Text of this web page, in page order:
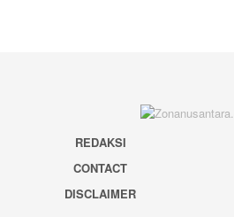
REDAKSI
CONTACT
DISCLAIMER